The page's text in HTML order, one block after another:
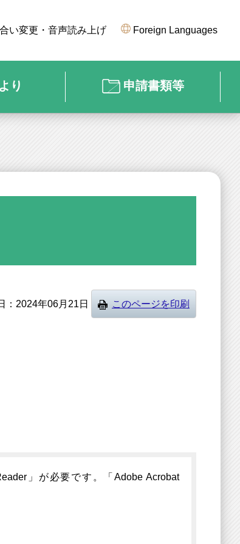
い変更・音声読み上げ Foreign Languages
り 申請書類等
2024年06月21日 このページを印刷
」が必要です。「Adobe Acrobat